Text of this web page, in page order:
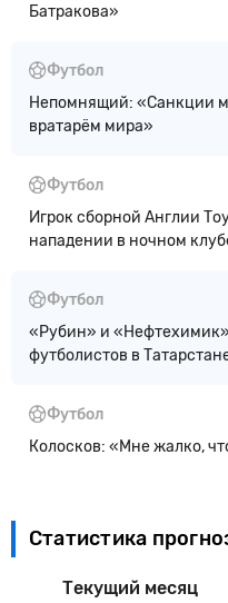
Батракова»
Футбол
Непомнящий: «Санкции
вратарём мира»
Футбол
Игрок сборной Англии
нападении в ночном
Футбол
«Рубин» и
футболистов в
Футбол
Колосков: «Мне жалко,
Статистика
Текущий месяц